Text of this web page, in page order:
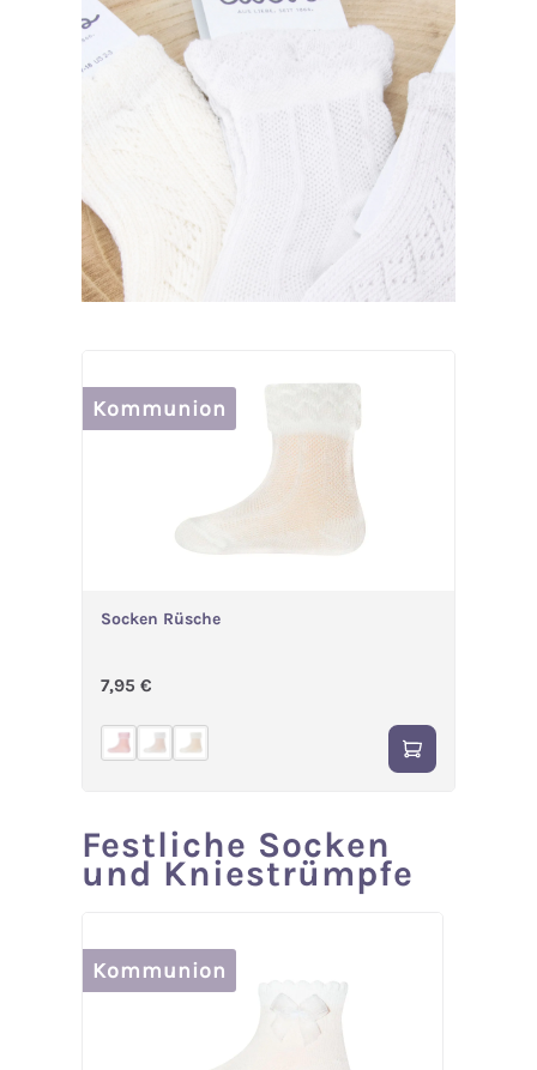
Kommunion
Socken Rüsche
Regulärer Preis:
7,95 €
Produktgalerie überspringen
Festliche Socken
und Kniestrümpfe
Kommunion